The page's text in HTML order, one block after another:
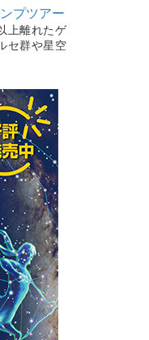
プツアー
上離れたゲ
セ群や星空